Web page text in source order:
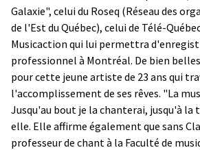
Galaxie", celui du Roseq (Réseau des
de l'Est du Québec), celui de Télé-
Musicaction qui lui permettra
professionnel à Montréal. De bien
pour cette jeune artiste de 23 ans qui
l'accomplissement de ses rêves. "La
Jusqu'au bout je la chanterai, jusqu'à
elle. Elle affirme également que sans
professeur de chant à la Faculté de